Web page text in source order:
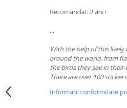
Recomandat: 2 ani+
...
With the help of this
around the world, from
the birds they see in their
There are over 100
Informatii conformitate